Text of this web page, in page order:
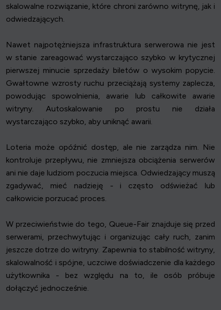
skalowalne rozwiązanie, które chroni zarówno witrynę, jak i
odwiedzających.
Nawet najpotężniejsza infrastruktura serwerowa nie jest
w stanie zareagować wystarczająco szybko w krytycznej
pierwszej minucie sprzedaży biletów o wysokim popycie.
Gwałtowne wzrosty ruchu przeciążają systemy zaplecza,
powodując spowolnienia, awarie lub całkowite awarie
witryny. Autoskalowanie po prostu nie działa
wystarczająco szybko, aby uniknąć awarii.
Loteria może opóźnić dostęp, ale nie zarządza nim. Nie
kontroluje przepływu, nie zmniejsza obciążenia serwerów
ani nie daje ludziom poczucia miejsca. Odwiedzający muszą
zgadywać, mieć nadzieję - i często odświeżać lub
całkowicie porzucać proces.
W przeciwieństwie do tego, Queue-Fair znajduje się przed
serwerami, przechwytując i organizując cały ruch, zanim
jeszcze dotrze do witryny. Zapewnia to stabilność witryny,
skalowalność i spójne, uczciwe doświadczenie dla każdego
użytkownika - bez względu na to, ile osób próbuje
dołączyć jednocześnie.